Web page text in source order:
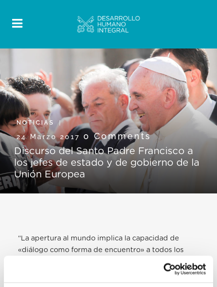
NOTICIAS
24 Marzo 2017 0 Comments
Discurso del Santo Padre Francisco a
los jefes de estado y de gobierno de la
Unión Europea
“La apertura al mundo implica la capacidad de
«diálogo como forma de encuentro» a todos los
niveles, comenzando por el que existe entre los
Estados miembros y entre las Instituciones y los